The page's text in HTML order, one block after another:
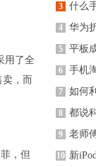
用了全
，而
，但
3 什么
4 华为
5 平板
6 手机
7 如何
8 都说
9 老师
10 新